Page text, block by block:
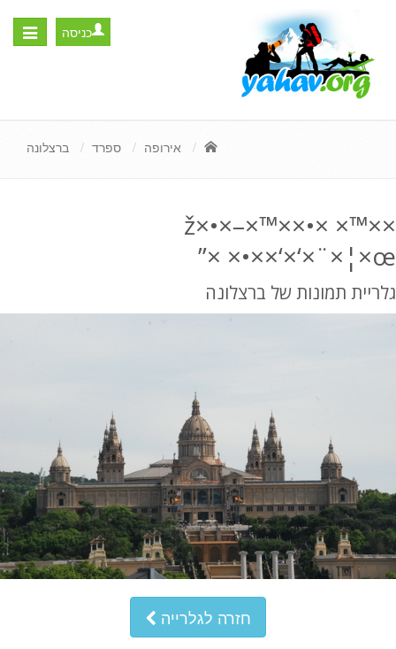
Toggle
כניסה
אירופה ספרד ברצלונה
×ž×•×–×™××•× ×™×
×‘×‘×¨×¦×œ×•× ×”
גלריית תמונות של ברצלונה
חזרה לגלרייה